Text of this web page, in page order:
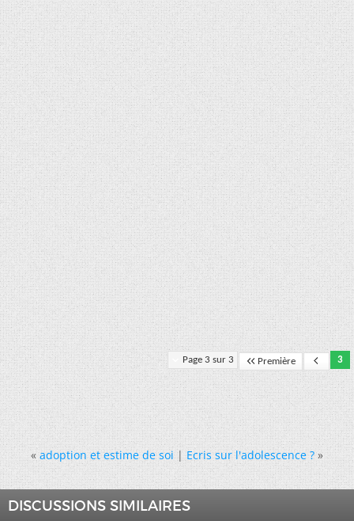
Page 3 sur 3 Première 3
« adoption et estime de soi|Ecris sur l'adolescence ? »
DISCUSSIONS SIMILAIRES